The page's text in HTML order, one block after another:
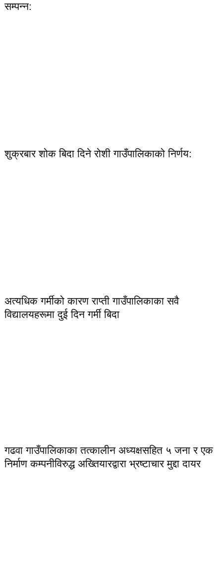
सम्पन्न:
शुक्रबार शोक बिदा दिने रोशी गाउँपालिकाको निर्णय:
अत्यधिक गर्मीको कारण राप्ती गाउँपालिकाका सवै
विद्यालयहरूमा दुई दिन गर्मी बिदा
गढवा गाउँपालिकाका तत्कालीन अध्यक्षसहित ५ जना र एक
निर्माण कम्पनीविरुद्ध अख्तियारद्वारा भ्रष्टाचार मुद्दा दायर